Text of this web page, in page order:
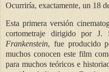
Ocurriría, exactamente, un 18
Esta primera versión
cortometraje dirigido por J.
Frankenstein, fue producido
muchos conocen este film
para muchos teóricos e